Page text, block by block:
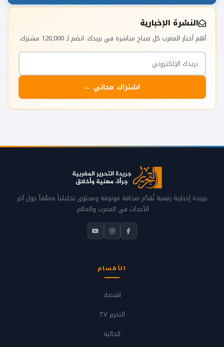
النشرة الإخبارية
أهم أخبار المغرب كل صباح مباشرة في بريدك. انضم لـ 120,000 مشترك.
اشتراك مجاني ←
جريدة إخبارية رقمية تُقدّم صحافة موثوقة ومحتوى تحليلياً معمّقاً حول آخر
الأحداث في المغرب والعالم.
الأقسام
اقتصاد
التحرير TV
الجالية